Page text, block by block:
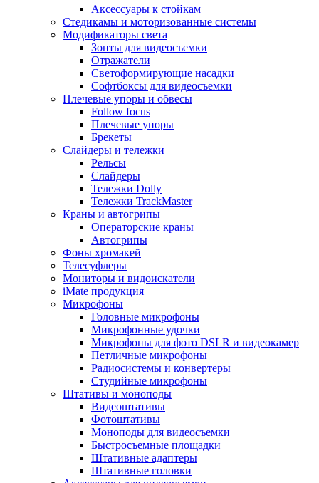
Аксессуары к стойкам
Стедикамы и моторизованные системы
Модификаторы света
Зонты для видеосъемки
Отражатели
Светоформирующие насадки
Софтбоксы для видеосъемки
Плечевые упоры и обвесы
Follow focus
Плечевые упоры
Брекеты
Слайдеры и тележки
Рельсы
Слайдеры
Тележки Dolly
Тележки TrackMaster
Краны и автогрипы
Операторские краны
Автогрипы
Фоны хромакей
Телесуфлеры
Мониторы и видоискатели
iMate продукция
Микрофоны
Головные микрофоны
Микрофонные удочки
Микрофоны для фото DSLR и видеокамер
Петличные микрофоны
Радиосистемы и конвертеры
Студийные микрофоны
Штативы и моноподы
Видеоштативы
Фотоштативы
Моноподы для видеосъемки
Быстросъемные площадки
Штативные адаптеры
Штативные головки